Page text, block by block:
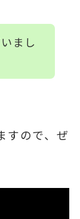
まし
すので、ぜ